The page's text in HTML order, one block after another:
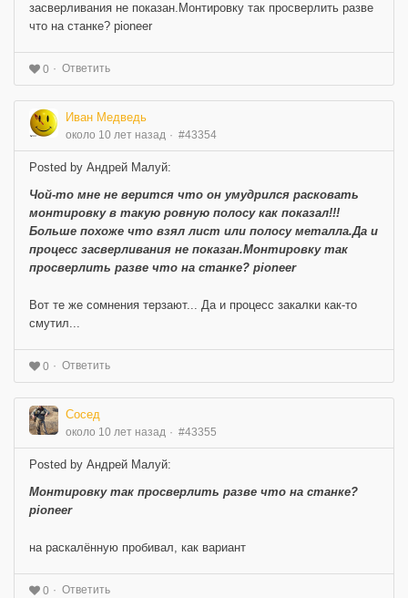
засверливания не показан.Монтировку так просверлить разве
что на станке? pioneer
0 Ответить
Иван Медведь
около 10 лет назад #43354
Posted by Андрей Малуй:
Чой-то мне не верится что он умудрился расковать
монтировку в такую ровную полосу как показал!!!
Больше похоже что взял лист или полосу металла.Да и
процесс засверливания не показан.Монтировку так
просверлить разве что на станке? pioneer
Вот те же сомнения терзают... Да и процесс закалки как-то
смутил...
0 Ответить
Сосед
около 10 лет назад #43355
Posted by Андрей Малуй:
Монтировку так просверлить разве что на станке?
pioneer
на раскалённую пробивал, как вариант
0 Ответить